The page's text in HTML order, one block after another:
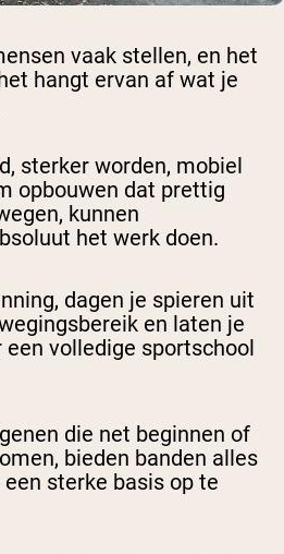
vaak stellen, en het
hangt ervan af wat je
sterker worden, mobiel
opbouwen dat prettig
kunnen
het werk doen.
dagen je spieren uit
en laten je
volledige sportschool
die net beginnen of
bieden banden alles
sterke basis op te